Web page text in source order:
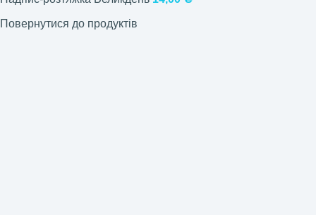
Повернутися до продуктів